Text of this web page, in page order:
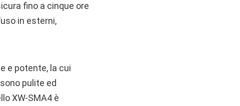
fino a cinque ore
in esterni,
e potente, la cui
pulite ed
XW-SMA4 è